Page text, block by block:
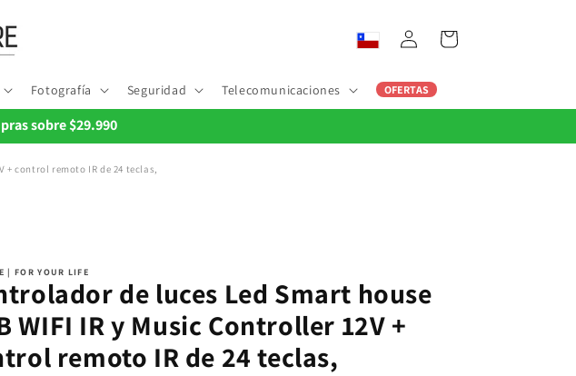
Fotografía Seguridad Telecomunicaciones OFERTAS
Iniciar
sesión
Carrito
sobre $29.990
+ control remoto IR de 24 teclas,
| FOR YOUR LIFE
de luces Led Smart house
WIFI IR y Music Controller 12V +
remoto IR de 24 teclas,